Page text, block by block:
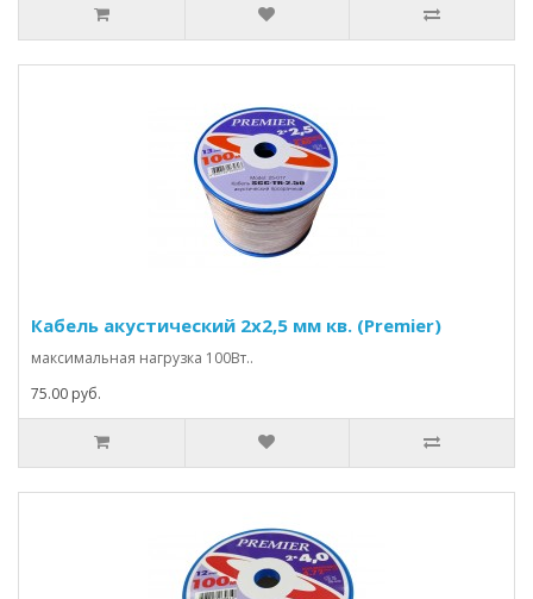
Кабель акустический 2х2,5 мм кв. (Premier)
максимальная нагрузка 100Вт..
75.00 руб.